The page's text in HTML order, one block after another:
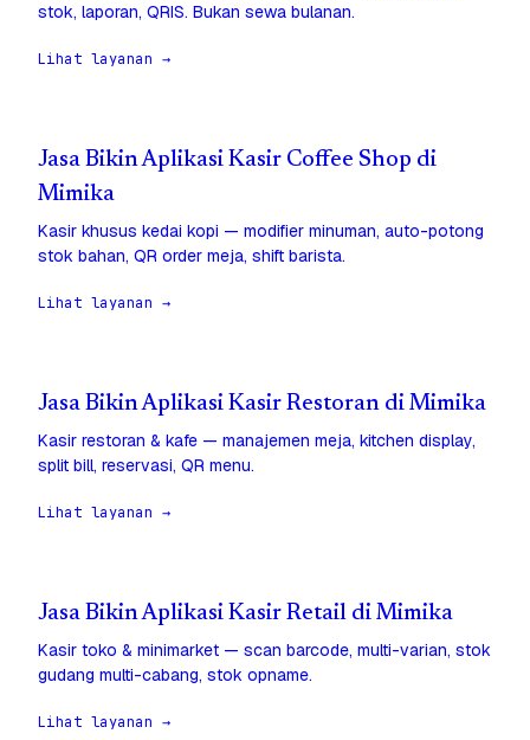
stok, laporan, QRIS. Bukan sewa bulanan.
Lihat layanan →
Jasa Bikin Aplikasi Kasir Coffee Shop di
Mimika
Kasir khusus kedai kopi — modifier minuman, auto-potong
stok bahan, QR order meja, shift barista.
Lihat layanan →
Jasa Bikin Aplikasi Kasir Restoran di Mimika
Kasir restoran & kafe — manajemen meja, kitchen display,
split bill, reservasi, QR menu.
Lihat layanan →
Jasa Bikin Aplikasi Kasir Retail di Mimika
Kasir toko & minimarket — scan barcode, multi-varian, stok
gudang multi-cabang, stok opname.
Lihat layanan →